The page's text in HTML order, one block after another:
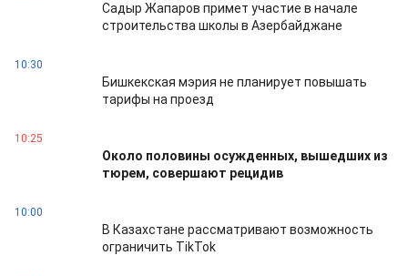
Садыр Жапаров примет участие в начале
строительства школы в Азербайджане
10:30
Бишкекская мэрия не планирует повышать
тарифы на проезд
10:25
Около половины осужденных, вышедших из
тюрем, совершают рецидив
10:00
В Казахстане рассматривают возможность
ограничить TikTok